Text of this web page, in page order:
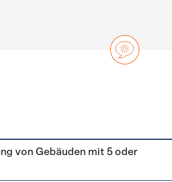
von Gebäuden mit 5 oder